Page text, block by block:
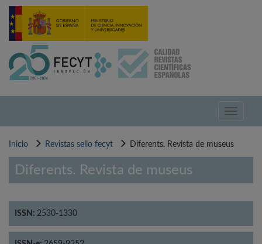
Pasar
contenido
Toggle
Inicio Revistas sello fecyt Diferents. Revista de museus
Diferents. Revista de museus
ISSN: 2530-1330